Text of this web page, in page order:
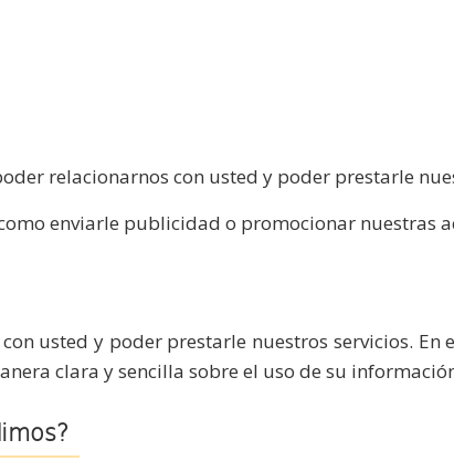
relacionarnos con usted y poder prestarle
enviarle publicidad o promocionar nuestras
usted y poder prestarle nuestros servicios. En
clara y sencilla sobre el uso de su